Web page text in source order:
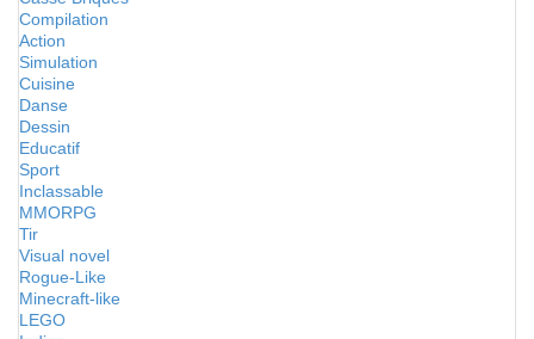
Compilation
Action
Simulation
Cuisine
Danse
Dessin
Educatif
Sport
Inclassable
MMORPG
Tir
Visual novel
Rogue-Like
Minecraft-like
LEGO